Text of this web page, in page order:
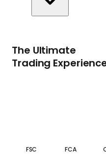
The Ultimate
Trading
FSC FCA